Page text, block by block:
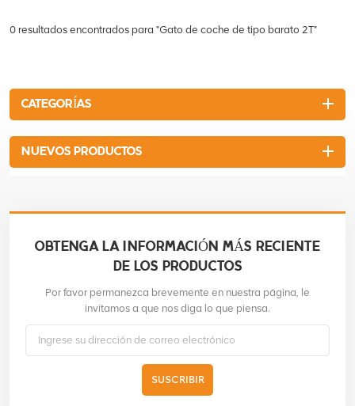
0 resultados encontrados para "Gato de coche de tipo barato 2T"
CATEGORÍAS
NUEVOS PRODUCTOS
OBTENGA LA INFORMACIÓN MÁS RECIENTE
DE LOS PRODUCTOS
Por favor permanezca brevemente en nuestra página, le
invitamos a que nos diga lo que piensa.
SUSCRIBIR